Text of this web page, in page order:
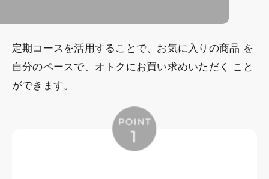
定期コースを活用することで、お気に入りの商品 を
自分のペースで、オトクにお買い求めいただく
こと
ができます。